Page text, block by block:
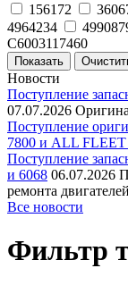
156172
4964234
C6003117460
Новости
Поступление
07.07.2026
Поступление
7800 и ALL
Поступление
и 6068 06.07.2026
ремонта
Все новости
Фильтр